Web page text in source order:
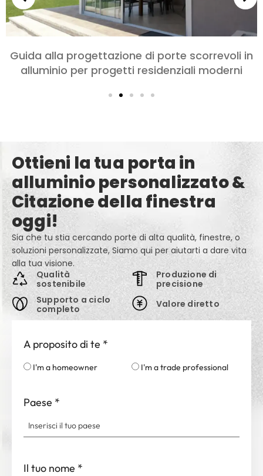
in
moderni
Scegliere le porte in alluminio
letto e soggiorni: Comfort,
Ottieni la tua porta in
alluminio personalizzato &
Citazione della finestra
oggi!
Sia che tu stia cercando porte di alta qualità, finestre, o
soluzioni personalizzate, Siamo qui per aiutarti a dare vita
alla tua visione.
Qualità
sostenibile
Supporto a ciclo
completo
Produzione di
precisione
Valore diretto
A proposito di te *
I'm a homeowner I'm a trade professional
Paese *
Il tuo nome *